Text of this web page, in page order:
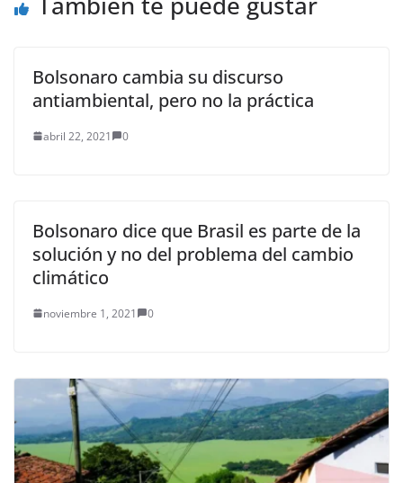
Bolsonaro cambia su discurso
antiambiental, pero no la práctica
abril 22, 2021 0
Bolsonaro dice que Brasil es parte de la
solución y no del problema del cambio
climático
noviembre 1, 2021 0